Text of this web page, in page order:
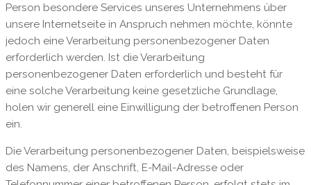
Person besondere Services unseres Unternehmens über
unsere Internetseite in Anspruch nehmen möchte, könnte
jedoch eine Verarbeitung personenbezogener Daten
erforderlich werden. Ist die Verarbeitung
personenbezogener Daten erforderlich und besteht für
eine solche Verarbeitung keine gesetzliche Grundlage,
holen wir generell eine Einwilligung der betroffenen Person
ein.
Die Verarbeitung personenbezogener Daten, beispielsweise
des Namens, der Anschrift, E-Mail-Adresse oder